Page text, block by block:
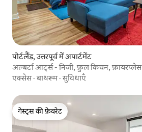
पोर्टलैंड, उत्तरपूर्व में अपार्टमेंट
अल्बर्टा आर्ट्स - निजी, फ़ुल किचन, फ़ायरप्लेस
एक्सेस·बाथरूम·सुविधाएँ
गेस्ट्स की फ़ेवरेट
गेस्ट्स की फ़ेवरेट